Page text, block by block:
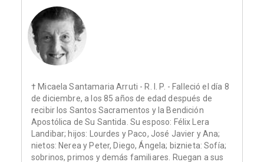
† Micaela Santamaria Arruti - R. I. P. - Falleció el día 8
de diciembre, a los 85 años de edad después de
recibir los Santos Sacramentos y la Bendición
Apostólica de Su Santida. Su esposo: Félix Lera
Landibar; hijos: Lourdes y Paco, José Javier y Ana;
nietos: Nerea y Peter, Diego, Ángela; biznieta: Sofía;
sobrinos, primos y demás familiares. Ruegan a sus